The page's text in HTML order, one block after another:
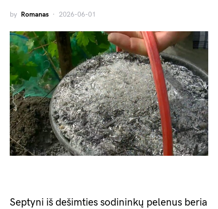
by Romanas 2026-06-01
Septyni iš dešimties sodininkų pelenus beria